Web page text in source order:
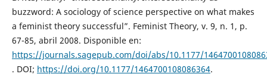
buzzword: A sociology of science perspective on what makes
a feminist theory successful”. Feminist Theory, v. 9, n. 1, p.
67-85, abril 2008. Disponible en:
https://journals.sagepub.com/doi/abs/10.1177/
. DOI; https://doi.org/10.1177/1464700108086364.